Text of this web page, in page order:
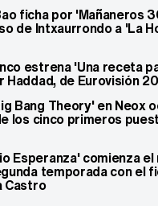
ficha por 'Mañaneros
de Intxaurrondo a 'La
estrena 'Una receta
Haddad, de Eurovisión
Bang Theory' en Neox
los cinco primeros
Esperanza' comienza
temporada con el
Castro